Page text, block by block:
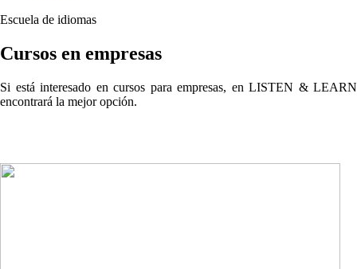
Escuela de idiomas
Cursos en empresas
Si está interesado en cursos para empresas, en LISTEN & LEARN
encontrará la mejor opción.